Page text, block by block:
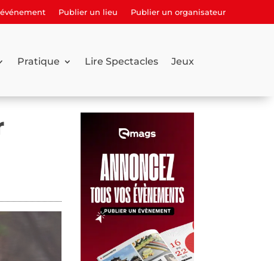
Publier un lieu Publier un organisateur
Pratique Lire Spectacles Jeux